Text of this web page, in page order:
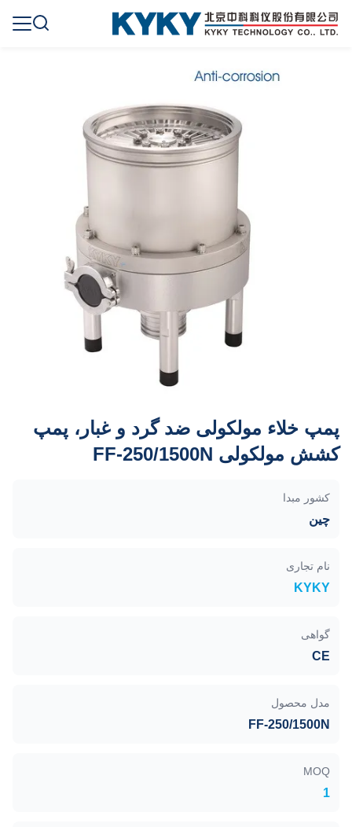
پمپ خلاء مولکولی ضد گرد و غبار، پمپ
کشش مولکولی FF-250/1500N
کشور مبدا
چین
نام تجاری
KYKY
گواهی
CE
مدل محصول
FF-250/1500N
MOQ
1